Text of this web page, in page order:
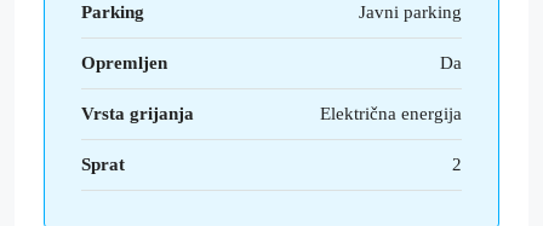
Parking Javni parking
Opremljen Da
Vrsta grijanja Električna energija
Sprat 2